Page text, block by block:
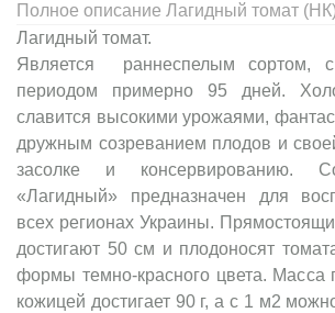
Полное описание Лагидный томат
Лагидный томат.
Является раннеспелым сортом, с
периодом примерно 95 дней.
славится высокими урожаями,
дружным созреванием плодов и
засолке и консервированию.
«Лагидный» предназначен для
всех регионах Украины.
достигают 50 см и плодоносят
формы темно-красного цвета. Масса
кожицей достигает 90 г, а с 1 м2